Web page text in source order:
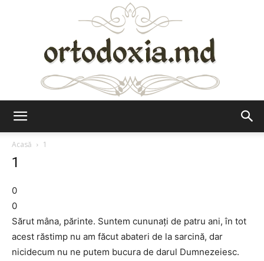
Acasă
1
1
0
0
Sărut mâna, părinte. Suntem cununați de patru ani, în tot
acest răstimp nu am făcut abateri de la sarcină, dar
nicidecum nu ne putem bucura de darul Dumnezeiesc.